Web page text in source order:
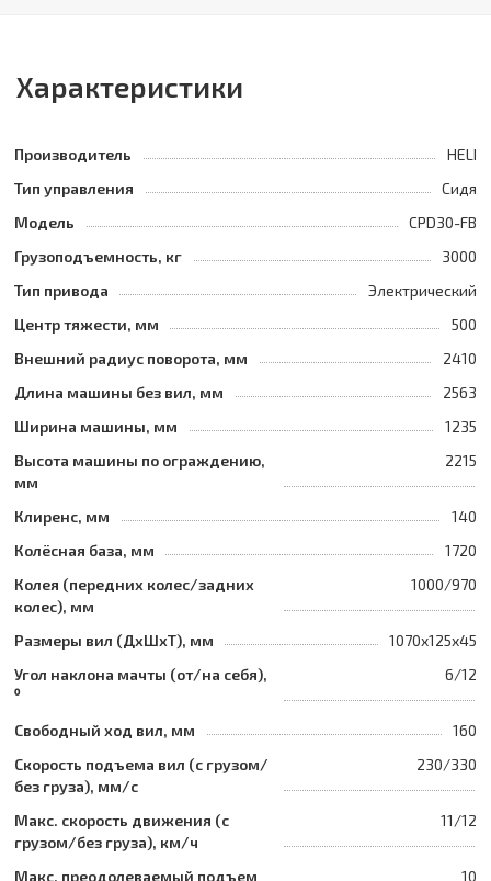
Характеристики
Производитель
HELI
Тип управления
Сидя
Модель
CPD30-FB
Грузоподъемность, кг
3000
Тип привода
Электрический
Центр тяжести, мм
500
Внешний радиус поворота, мм
2410
Длина машины без вил, мм
2563
Ширина машины, мм
1235
Высота машины по ограждению,
мм
2215
Клиренс, мм
140
Колёсная база, мм
1720
Колея (передних колес/задних
колес), мм
1000/970
Размеры вил (ДхШхТ), мм
1070x125x45
Угол наклона мачты (от/на себя),
⁰
6/12
Свободный ход вил, мм
160
Скорость подъема вил (с грузом/
без груза), мм/с
230/330
Макс. скорость движения (с
грузом/без груза), км/ч
11/12
Макс. преодолеваемый подъем
10